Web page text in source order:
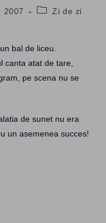
2007
PostZi de zi
bal de liceu.
canta atat de tare,
pe scena nu se
de sunet nu era
un asemenea succes!